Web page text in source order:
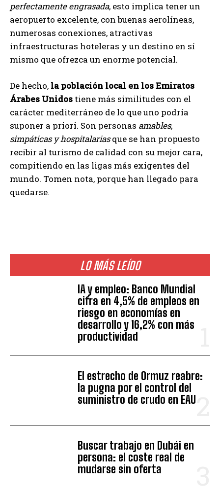
LO MÁS LEÍDO
IA y empleo: Banco Mundial
cifra en 4,5% de empleos en
riesgo en economías en
desarrollo y 16,2% con más
productividad
El estrecho de Ormuz reabre:
la pugna por el control del
suministro de crudo en EAU
Buscar trabajo en Dubái en
persona: el coste real de
mudarse sin oferta
perfectamente engrasada, esto implica tener un
aeropuerto excelente, con buenas aerolíneas,
numerosas conexiones, atractivas
infraestructuras hoteleras y un destino en sí
mismo que ofrezca un enorme potencial.
De hecho, la población local en los Emiratos
Árabes Unidos tiene más similitudes con el
carácter mediterráneo de lo que uno podría
suponer a priori. Son personas amables,
simpáticas y hospitalariasque se han propuesto
recibir al turismo de calidad con su mejor cara,
compitiendo en las ligas más exigentes del
mundo. Tomen nota, porque han llegado para
quedarse.